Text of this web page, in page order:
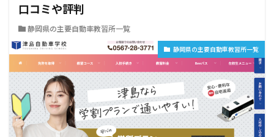
口コミや評判
静岡県の主要自動車教習所一覧
静岡県の主要自動車教習所一覧